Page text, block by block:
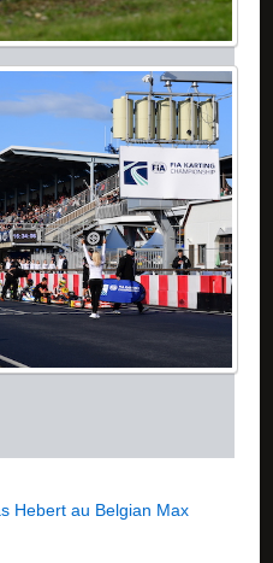
Hebert au Belgian Max